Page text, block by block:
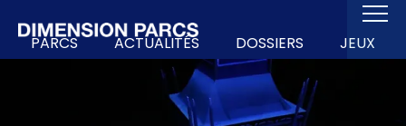
PARCS ACTUALITÉS DOSSIERS JEUX